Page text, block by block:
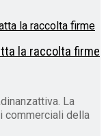
la raccolta firme
La
commerciali della